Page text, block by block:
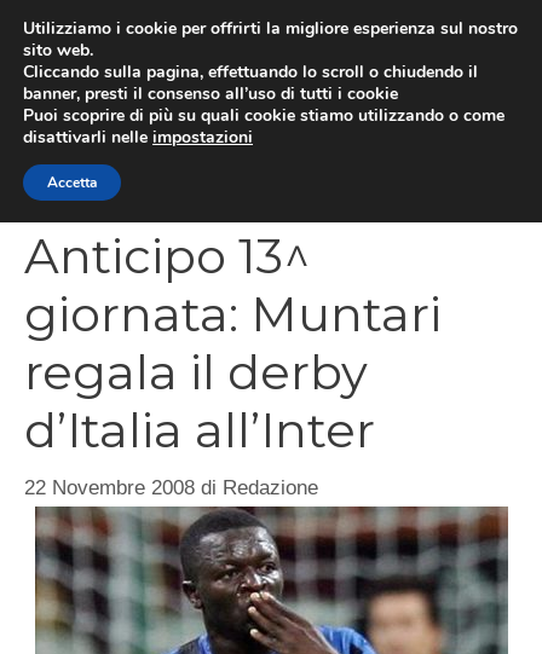
contenuto
Anticipo 13^
giornata: Muntari
regala il derby
d’Italia all’Inter
22 Novembre 2008 di Redazione
Utilizziamo i cookie per offrirti la migliore esperienza sul nostro
sito web.
Cliccando sulla pagina, effettuando lo scroll o chiudendo il
banner, presti il consenso all’uso di tutti i cookie
Puoi scoprire di più su quali cookie stiamo utilizzando o come
disattivarli nelle impostazioni
Accetta